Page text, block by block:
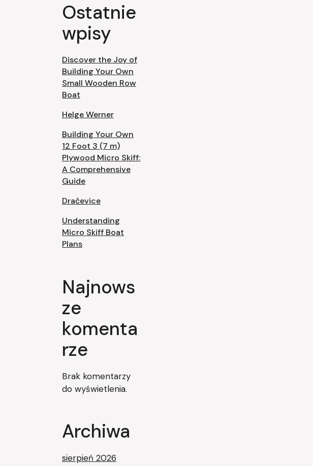
Ostatnie
wpisy
Discover the Joy of
Building Your Own
Small Wooden Row
Boat
Helge Werner
Building Your Own
12 Foot 3 (7 m)
Plywood Micro Skiff:
A Comprehensive
Guide
Dračevice
Understanding
Micro Skiff Boat
Plans
Najnows
ze
komenta
rze
Brak komentarzy
do wyświetlenia.
Archiwa
sierpień 2026